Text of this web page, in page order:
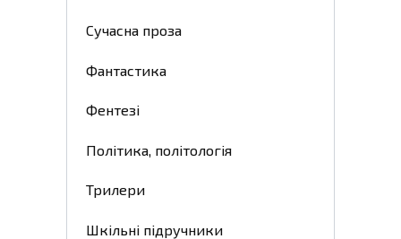
Сучасна проза
Фантастика
Фентезі
Політика, політологія
Трилери
Шкільні підручники